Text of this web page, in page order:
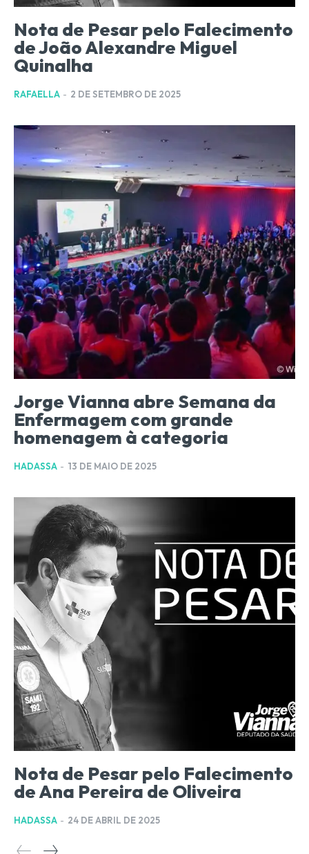
Nota de Pesar pelo Falecimento
de João Alexandre Miguel
Quinalha
RAFAELLA - 2 DE SETEMBRO DE 2025
Jorge Vianna abre Semana da
Enfermagem com grande
homenagem à categoria
HADASSA - 13 DE MAIO DE 2025
Nota de Pesar pelo Falecimento
de Ana Pereira de Oliveira
HADASSA - 24 DE ABRIL DE 2025